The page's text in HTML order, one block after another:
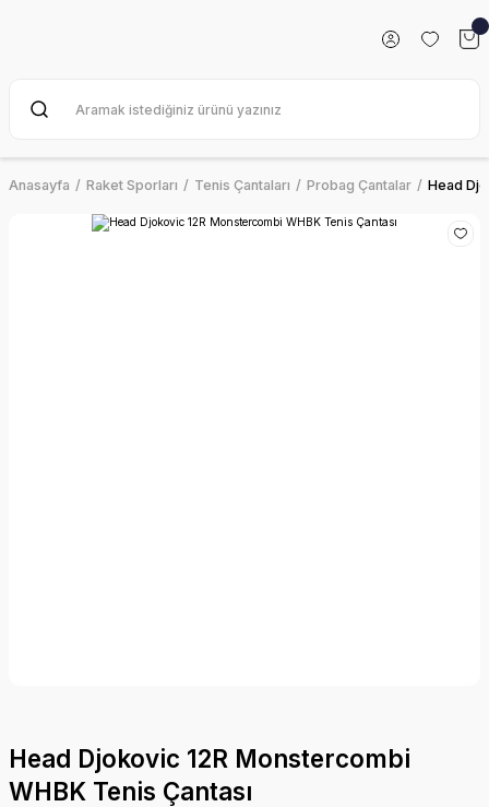
Anasayfa Raket Sporları Tenis Çantaları Probag Çantalar Head
Head Djokovic 12R Monstercombi
WHBK Tenis Çantası